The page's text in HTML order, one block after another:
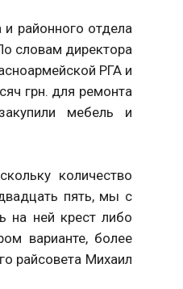
районного отдела
словам директора
РГА и
грн. для ремонта
мебель и
количество
пять, мы с
на ней крест либо
варианте, более
райсовета Михаил